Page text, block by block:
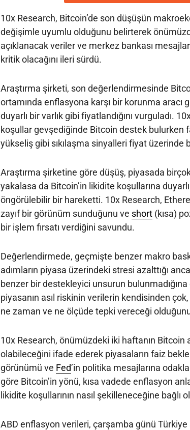
10x Research, Bitcoin’de son düşüşün
değişimle uyumlu olduğunu belirterek
açıklanacak veriler ve merkez bankası
kritik olacağını ileri sürdü.
Araştırma şirketi, son değerlendirmesinde
ortamında enflasyona karşı bir korunma aracı
duyarlı bir varlık gibi fiyatlandığını vurguladı.
koşullar gevşediğinde Bitcoin destek bulurken
yükseliş gibi sıkılaşma sinyalleri fiyat üzerinde
Araştırma şirketine göre düşüş, piyasada birçok
yakalasa da Bitcoin’in likidite koşullarına
öngörülebilir bir hareketti. 10x Research,
zayıf bir görünüm sunduğunu ve short(kısa)
bir işlem fırsatı verdiğini savundu.
Değerlendirmede, geçmişte benzer makro
adımların piyasa üzerindeki stresi azalttığı
benzer bir destekleyici unsurun
piyasanın asıl riskinin verilerin kendisinden çok,
ne zaman ve ne ölçüde tepki vereceği
10x Research, önümüzdeki iki haftanın Bitcoin
olabileceğini ifade ederek piyasaların faiz
görünümü ve Fed’in politika mesajlarına
göre Bitcoin’in yönü, kısa vadede enflasyon
likidite koşullarının nasıl şekilleneceğine bağlı
ABD enflasyon verileri, çarşamba günü Türkiye